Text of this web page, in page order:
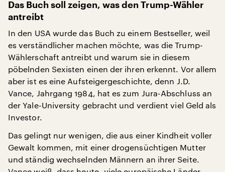
Das Buch soll zeigen, was den Trump-Wähler
antreibt
In den USA wurde das Buch zu einem Bestseller, weil
es verständlicher machen möchte, was die Trump-
Wählerschaft antreibt und warum sie in diesem
pöbelnden Sexisten einen der ihren erkennt. Vor allem
aber ist es eine Aufsteigergeschichte, denn J.D.
Vance, Jahrgang 1984, hat es zum Jura-Abschluss an
der Yale-University gebracht und verdient viel Geld als
Investor.
Das gelingt nur wenigen, die aus einer Kindheit voller
Gewalt kommen, mit einer drogensüchtigen Mutter
und ständig wechselnden Männern an ihrer Seite.